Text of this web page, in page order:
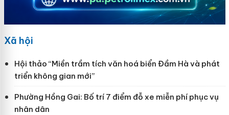
Xã hội
Hội thảo “Miền trầm tích văn hoá biển Đầm Hà và phát
triển không gian mới”
Phường Hồng Gai: Bố trí 7 điểm đỗ xe miễn phí phục vụ
nhân dân